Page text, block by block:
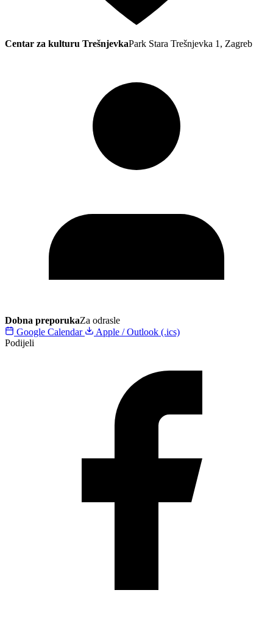
Centar za kulturu TrešnjevkaPark Stara Trešnjevka 1, Zagreb
Dobna preporukaZa odrasle
Google Calendar
Apple / Outlook (.ics)
Podijeli